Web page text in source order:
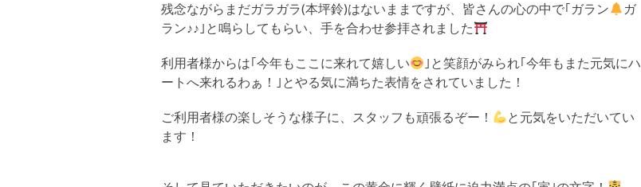
残念ながらまだガラガラ(本坪鈴)はないままですが、皆さんの心の中で｢ガラン
ガ
ラン♪♪｣と鳴らしてもらい、手を合わせ参拝されました
利用者様からは｢今年もここに来れて嬉しい
｣と笑顔がみられ｢今年もまた元気にハ
ートへ来れるわぁ！｣とやる気に満ちた表情をされていました！
ご利用者様の楽しそうな様子に、スタッフも頑張るぞー！
と元気をいただいてい
ます！